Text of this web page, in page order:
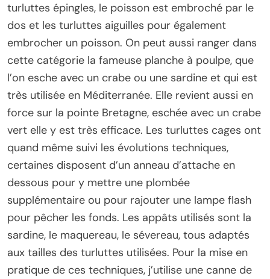
turluttes épingles, le poisson est embroché par le
dos et les turluttes aiguilles pour également
embrocher un poisson. On peut aussi ranger dans
cette catégorie la fameuse planche à poulpe, que
l’on esche avec un crabe ou une sardine et qui est
très utilisée en Méditerranée. Elle revient aussi en
force sur la pointe Bretagne, eschée avec un crabe
vert elle y est très efficace. Les turluttes cages ont
quand même suivi les évolutions techniques,
certaines disposent d’un anneau d’attache en
dessous pour y mettre une plombée
supplémentaire ou pour rajouter une lampe flash
pour pêcher les fonds. Les appâts utilisés sont la
sardine, le maquereau, le sévereau, tous adaptés
aux tailles des turluttes utilisées. Pour la mise en
pratique de ces techniques, j’utilise une canne de